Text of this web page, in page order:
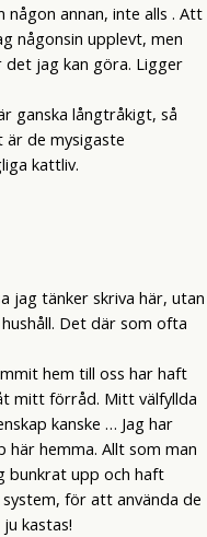
annan, inte alls . Att
någonsin upplevt, men
jag kan göra. Ligger
ganska långtråkigt, så
de mysigaste
kattliv.
jag tänker skriva här, utan
Det där som ofta
hem till oss har haft
mitt förråd. Mitt välfyllda
kanske … Jag har
här hemma. Allt som man
bunkrat upp och haft
för att använda de
kastas!